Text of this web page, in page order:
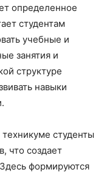
определенное
студентам
учебные и
занятия и
структуре
навыки
студенты
что создает
формируются